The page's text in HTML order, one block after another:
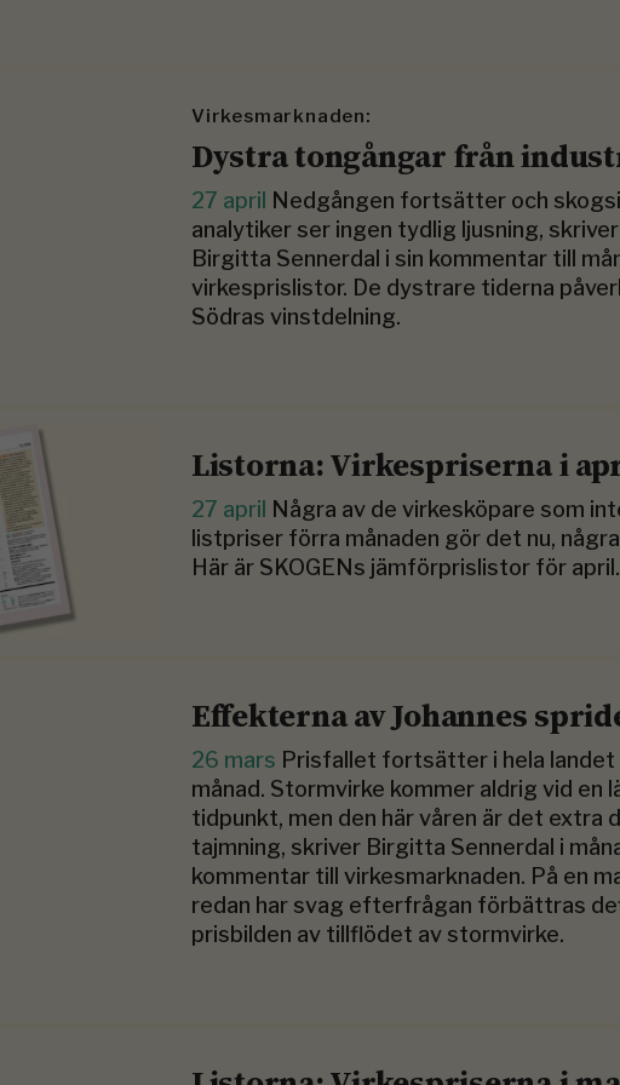
Virkesmarknaden:
Dystra tongångar från
27 april
Nedgången fortsätter och
analytiker ser ingen tydlig ljusning,
Birgitta Sennerdal i sin kommentar till
virkesprislistor. De dystrare tiderna
Södras vinstdelning.
Listorna: Virkespriserna i
27 april
Några av de virkesköpare som
listpriser förra månaden gör det nu,
Här är SKOGENs jämförprislistor för april.
Effekterna av Johannes
26 mars Prisfallet fortsätter i hela landet
månad. Stormvirke kommer aldrig vid en
tidpunkt, men den här våren är det extra
tajmning, skriver Birgitta Sennerdal i
kommentar till virkesmarknaden. På en
redan har svag efterfrågan förbättras
prisbilden av tillflödet av stormvirke.